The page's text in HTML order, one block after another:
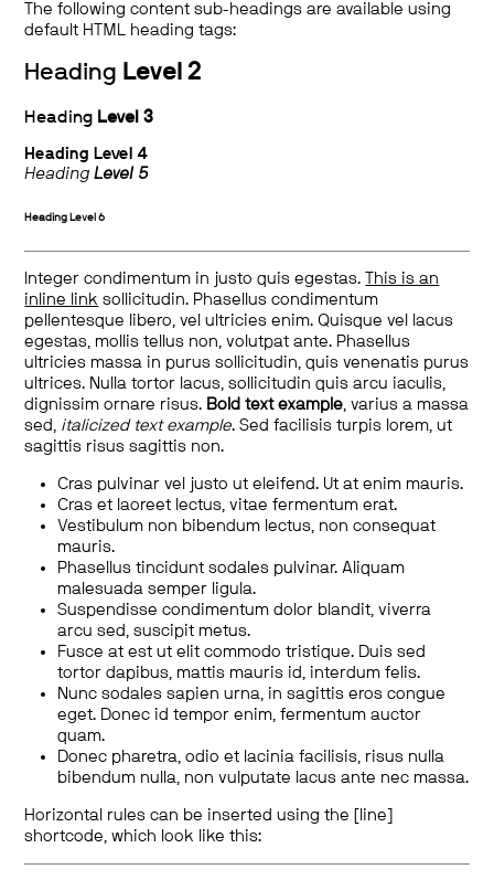
The following content sub-headings are available using
default HTML heading tags:
Heading Level 2
Heading Level 3
Heading Level 4
HeadingLevel 5
Heading Level 6
Integer condimentum in justo quis egestas.
This is an
inline link sollicitudin. Phasellus condimentum
pellentesque libero, vel ultricies enim. Quisque vel lacus
egestas, mollis tellus non, volutpat ante. Phasellus
ultricies massa in purus sollicitudin, quis venenatis purus
ultrices. Nulla tortor lacus, sollicitudin quis arcu iaculis,
dignissim ornare risus. Bold text example, varius a massa
sed, italicized text example. Sed facilisis turpis lorem, ut
sagittis risus sagittis non.
Cras pulvinar vel justo ut eleifend. Ut at enim mauris.
Cras et laoreet lectus, vitae fermentum erat.
Vestibulum non bibendum lectus, non consequat
mauris.
Phasellus tincidunt sodales pulvinar. Aliquam
malesuada semper ligula.
Suspendisse condimentum dolor blandit, viverra
arcu sed, suscipit metus.
Fusce at est ut elit commodo tristique. Duis sed
tortor dapibus, mattis mauris id, interdum felis.
Nunc sodales sapien urna, in sagittis eros congue
eget. Donec id tempor enim, fermentum auctor
quam.
Donec pharetra, odio et lacinia facilisis, risus nulla
bibendum nulla, non vulputate lacus ante nec massa.
Horizontal rules can be inserted using the [line]
shortcode, which look like this: